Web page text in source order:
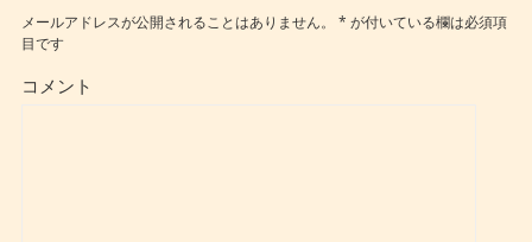
メールアドレスが公開されることはありません。 * が付いている欄は必須項
目です
コメント